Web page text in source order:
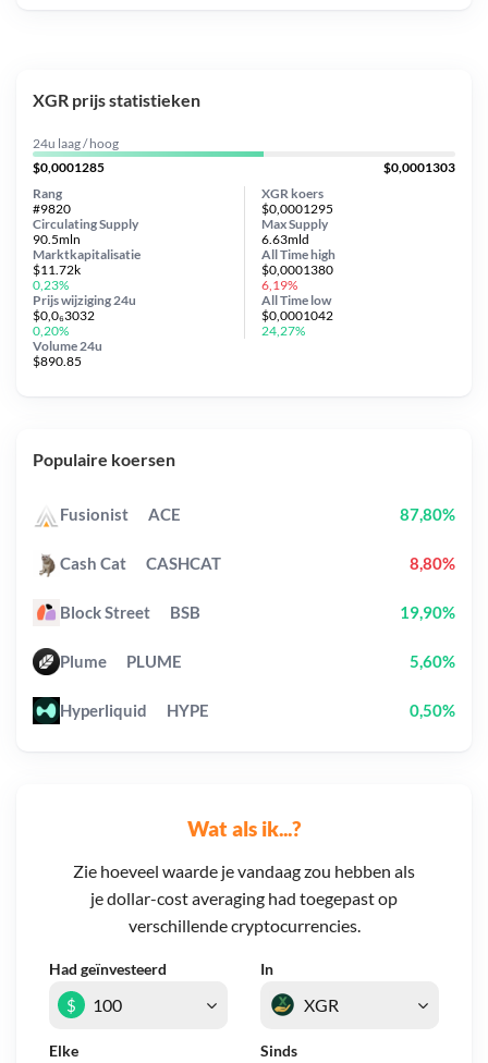
Wat als ik...?
Zie hoeveel waarde je vandaag zou hebben als
je dollar-cost averaging had toegepast op
verschillende cryptocurrencies.
Had geïnvesteerd In
Elke Sinds
$
XGR prijs statistieken
24u laag / hoog
$0,0001285
$0,0001303
XGR koers
$0,0001295
Circulating Supply
90.5mln
Prijs wijziging 24u
$0,0₆3032
0,20%
Max Supply
6.63mld
Marktkapitalisatie
$11.72k
0,23%
Volume 24u
$890.85
Rang
#9820
All Timehigh
$0,0001380
6,19%
All Time low
$0,0001042
24,27%
Populaire koersen
Fusionist ACE 87,80%
Cash Cat CASHCAT 8,80%
Block Street BSB 19,90%
Plume PLUME 5,60%
Hyperliquid HYPE 0,50%